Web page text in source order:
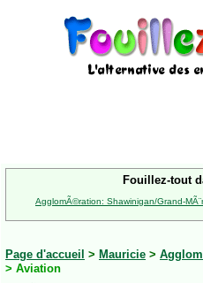
Fouillez-tout
AgglomÃ©ration: Shawinigan/Grand-
Page d'accueil > Mauricie >
> Aviation